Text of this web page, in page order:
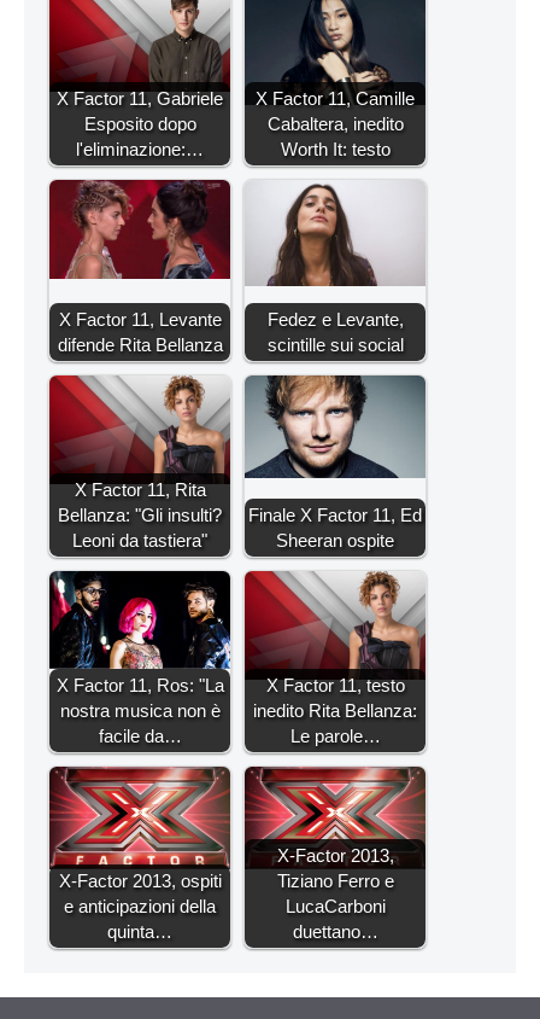
X Factor 11, Gabriele
Esposito dopo
l'eliminazione:…
X Factor 11, Camille
Cabaltera, inedito
Worth It: testo
X Factor 11, Levante
difende Rita Bellanza
Fedez e Levante,
scintille sui social
X Factor 11, Rita
Bellanza: "Gli insulti?
Leoni da tastiera"
Finale X Factor 11, Ed
Sheeran ospite
X Factor 11, Ros: "La
nostra musica non è
facile da…
X Factor 11, testo
inedito Rita Bellanza:
Le parole…
X-Factor 2013, ospiti
e anticipazioni della
quinta…
X-Factor 2013,
Tiziano Ferro e
LucaCarboni
duettano…